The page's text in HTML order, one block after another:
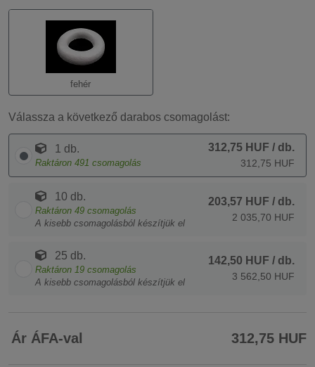
fehér
Válassza a következő darabos csomagolást:
1 db.
Raktáron 491 csomagolás
312,75 HUF / db.
312,75 HUF
10 db.
Raktáron 49 csomagolás
A kisebb csomagolásból készítjük el
203,57 HUF / db.
2 035,70 HUF
25 db.
Raktáron 19 csomagolás
A kisebb csomagolásból készítjük el
142,50 HUF / db.
3 562,50 HUF
Ár ÁFA-val 312,75 HUF